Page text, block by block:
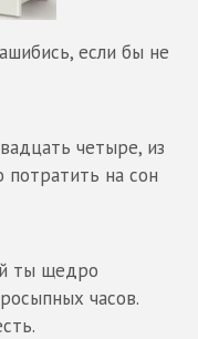
если бы не
четыре, из
на сон
ты щедро
часов.